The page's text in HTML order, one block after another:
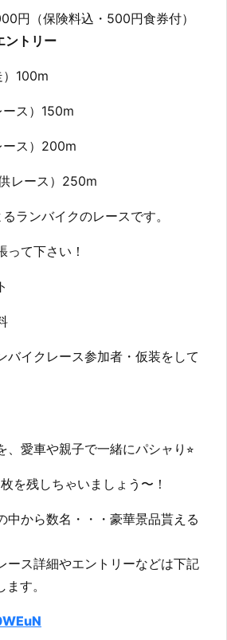
円（保険料込・500円食券付）
ントリー
100m
ス）150m
ース）200m
レース）250m
ランバイクのレースです。
って下さい！
イクレース参加者・仮装をして
、愛車や親子で一緒にパシャり⭐︎
を残しちゃいましょう〜！
中から数名・・・豪華景品貰える
ース詳細やエントリーなどは下記
す。